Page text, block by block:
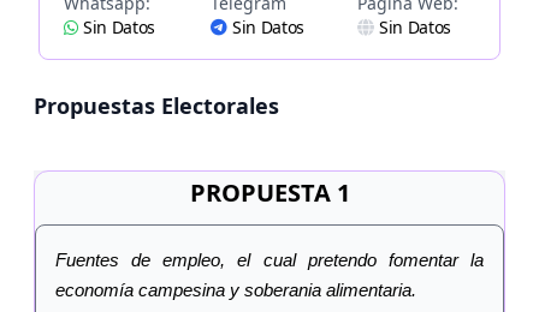
Sin Datos
Sin Datos
Sin Datos
Propuestas Electorales
PROPUESTA 1
Fuentes de empleo, el cual pretendo fomentar la
economía campesina y soberania alimentaria.